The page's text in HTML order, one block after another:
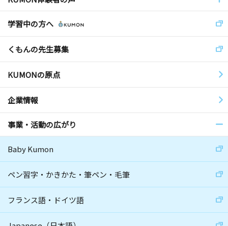
学習中の方へ
くもんの先生募集
KUMONの原点
企業情報
事業・活動の広がり
Baby Kumon
ペン習字・かきかた・筆ペン・毛筆
フランス語・ドイツ語